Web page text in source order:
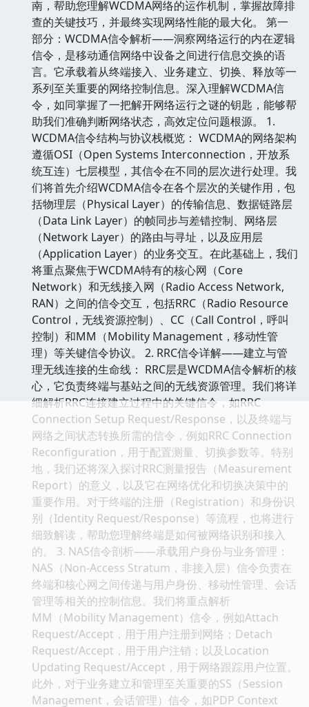
南，帮助您理解WCDMA网络的运作机制，掌握故障排
查的关键技巧，并最终实现网络性能的最大化。 第一
部分：WCDMA信令解析——洞察网络运行的内在逻辑
信令，是移动通信网络中设备之间进行信息交换的语
言。它承载着从终端接入、业务建立、切换、释放等一
系列至关重要的网络控制信息。深入理解WCDMA信
令，如同掌握了一把解开网络运行之谜的钥匙，能够帮
助我们准确判断网络状态，高效定位问题根源。 1.
WCDMA信令结构与协议栈概览： WCDMA的网络架构
遵循OSI（Open Systems Interconnection，开放系
统互连）七层模型，其信令在不同的层次进行处理。我
们将首先介绍WCDMA信令在各个层次的关键作用，包
括物理层（Physical Layer）的传输信息、数据链路层
（Data Link Layer）的帧同步与差错控制、网络层
（Network Layer）的路由与寻址，以及应用层
（Application Layer）的业务交互。在此基础上，我们
将重点聚焦于WCDMA特有的核心网（Core
Network）和无线接入网（Radio Access Network,
RAN）之间的信令交互，包括RRC（Radio Resource
Control，无线资源控制）、CC（Call Control，呼叫
控制）和MM（Mobility Management，移动性管
理）等关键信令协议。 2. RRC信令详解——建立与管
理无线连接的生命线： RRC层是WCDMA信令解析的核
心，它负责终端与基站之间的无线资源管理。我们将详
细解析RRC连接建立过程中的关键信令，如RRC
Connection Setup Request/Response，以及终端与
网络之间状态转换所需的信令，例如RRC Connection
Reconfiguration，用于配置测量、切换参数等。特别
地，我们还将深入探讨RRC测量报告（Measurement
Report）的意义，以及它在网络优化和切换决策中的
重要作用。对于终端的注册（Registration）和身份识
别（Identity Request/Response）等流程，也将进行
细致解读，帮助您理解终端是如何被网络识别和接入
的。 3. NAS信令剖析——承载用户身份与业务管理：
NAS（Non-Access Stratum，非接入层）信令负责在
终端和核心网之间传递与用户身份、移动性管理、会话
管理等相关的控制信息。我们将重点解析
MM（Mobility Management）信令，例如Attach
Request/Accept，用于用户注册到网络；Detach
Request/Accept，用于用户注销；以及Location
Updating Request/Accept，用于网络跟踪用户位置。
此外，对于业务建立和管理至关重要的SS（Session
Management，会话管理）信令，如PDP Context